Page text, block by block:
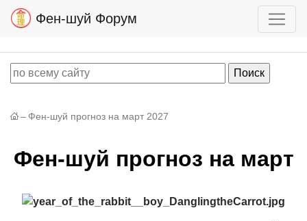
Фен-шуй Форум
– Фен-шуй прогноз на март 2027
Фен-шуй прогноз на март